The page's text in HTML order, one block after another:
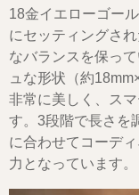
18金イエローゴー
にセッティングさ
なバランスを保っ
ュな形状（約
非常に美しく、ス
す。3段階で長さを
に合わせてコーデ
力となっています。